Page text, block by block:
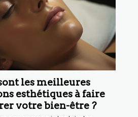
les meilleures
esthétiques à faire
votre bien-être ?